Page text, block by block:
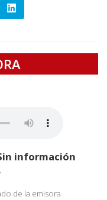
información
de la emisora